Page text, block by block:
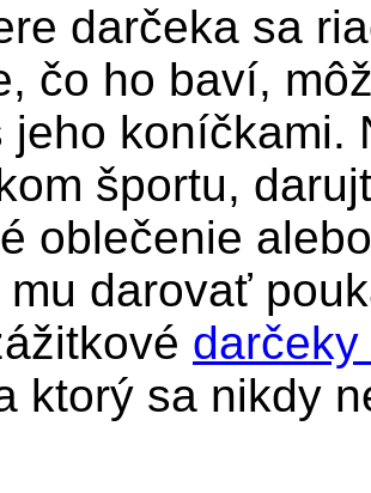
darčeka sa
čo ho baví,
jeho koníčkami.
športu,
oblečenie
mu darovať
ktorý sa nikdy